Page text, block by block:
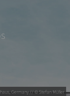
Germany // © Stefan Müller